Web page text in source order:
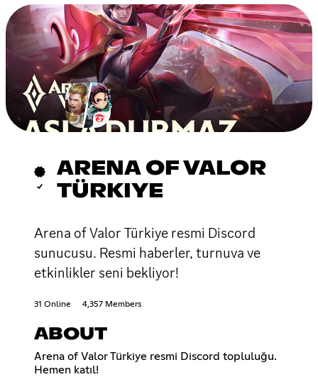
ARENA OF VALOR
TÜRKIYE
Arena of Valor Türkiye resmi Discord
sunucusu. Resmi haberler, turnuva ve
etkinlikler seni bekliyor!
31 Online 4,357 Members
ABOUT
Arena of Valor Türkiye resmi Discord topluluğu.
Hemen katıl!